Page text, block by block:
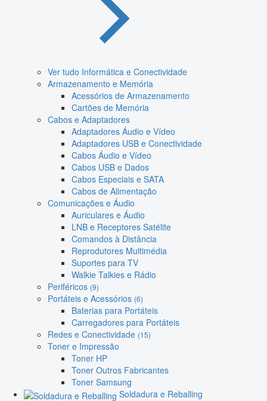
Ver tudo Informática e Conectividade
Armazenamento e Memória
Acessórios de Armazenamento
Cartões de Memória
Cabos e Adaptadores
Adaptadores Áudio e Vídeo
Adaptadores USB e Conectividade
Cabos Áudio e Vídeo
Cabos USB e Dados
Cabos Especiais e SATA
Cabos de Alimentação
Comunicações e Áudio
Auriculares e Áudio
LNB e Receptores Satélite
Comandos à Distância
Reprodutores Multimédia
Suportes para TV
Walkie Talkies e Rádio
Periféricos (9)
Portáteis e Acessórios (6)
Baterias para Portáteis
Carregadores para Portáteis
Redes e Conectividade (15)
Toner e Impressão
Toner HP
Toner Outros Fabricantes
Toner Samsung
Soldadura e Reballing